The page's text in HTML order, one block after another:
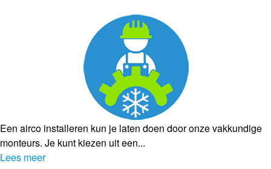
Een airco installeren kun je laten doen door onze vakkundige
monteurs. Je kunt kiezen uit een...
Lees meer